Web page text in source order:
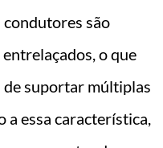
condutores são
o que
de suportar múltiplas
a essa característica,